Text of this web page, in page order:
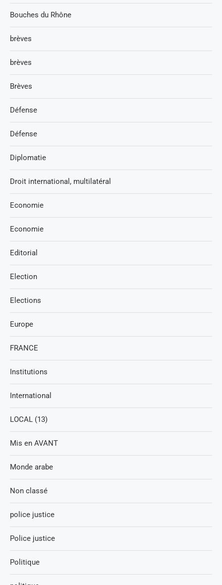
Bouches du Rhône
brèves
brèves
Brèves
Défense
Défense
Diplomatie
Droit international, multilatéral
Economie
Economie
Editorial
Election
Elections
Europe
FRANCE
Institutions
International
LOCAL (13)
Mis en AVANT
Monde arabe
Non classé
police justice
Police justice
Politique